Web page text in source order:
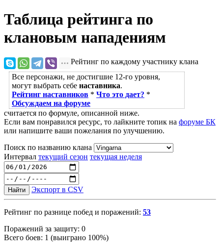
Таблица рейтинга по
клановым нападениям
Все персонажи, не достигшие 12-го уровня,
могут выбрать себе наставника.
Рейтинг наставников * Что это дает? *
Обсуждаем на форуме
Рейтинг по каждому участнику клана
считается по формуле, описанной ниже.
Если вам понравился ресурс, то лайкните топик на форуме БК
или напишите ваши пожелания по улучшению.
Поиск по названию клана
Интервал текущий сезон текущая неделя
Найти Экспорт в CSV
Рейтинг по разнице побед и поражений: 53
Поражений за защиту: 0
Всего боев: 1 (выиграно 100%)